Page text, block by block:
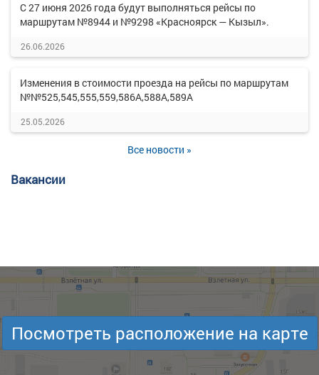
С 27 июня 2026 года будут выполняться рейсы по
маршрутам №8944 и №9298 «Красноярск — Кызыл».
26.06.2026
Изменения в стоимости проезда на рейсы по маршрутам
№№525,545,555,559,586А,588А,589А
25.05.2026
Все новости »
Вакансии
Посмотреть расположение на карте